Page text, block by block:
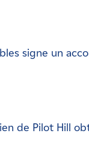
signe un
de Pilot Hill